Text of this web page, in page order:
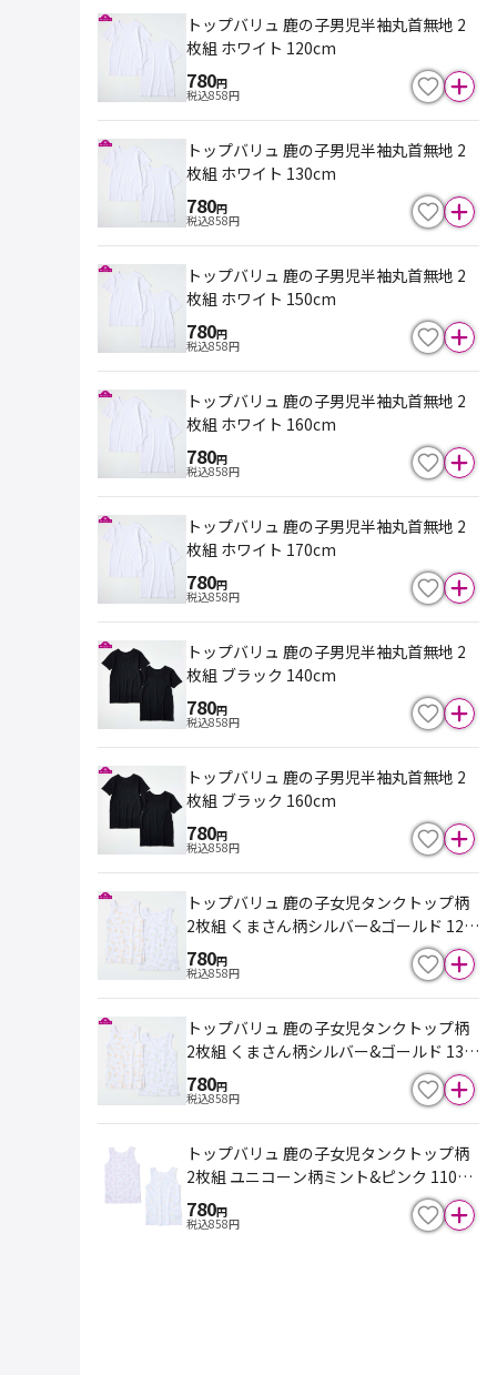
トップバリュ 鹿の子男児半袖丸首無地 2
枚組 ホワイト 120cm
780円
税込858円
トップバリュ 鹿の子男児半袖丸首無地 2
枚組 ホワイト 130cm
780円
税込858円
トップバリュ 鹿の子男児半袖丸首無地 2
枚組 ホワイト 150cm
780円
税込858円
トップバリュ 鹿の子男児半袖丸首無地 2
枚組 ホワイト 160cm
780円
税込858円
トップバリュ 鹿の子男児半袖丸首無地 2
枚組 ホワイト 170cm
780円
税込858円
トップバリュ 鹿の子男児半袖丸首無地 2
枚組 ブラック 140cm
780円
税込858円
トップバリュ 鹿の子男児半袖丸首無地 2
枚組 ブラック 160cm
780円
税込858円
トップバリュ 鹿の子女児タンクトップ柄
2枚組 くまさん柄シルバー&ゴールド 120
cm
780円
税込858円
トップバリュ 鹿の子女児タンクトップ柄
2枚組 くまさん柄シルバー&ゴールド 130
cm
780円
税込858円
トップバリュ 鹿の子女児タンクトップ柄
2枚組 ユニコーン柄ミント&ピンク 110c
m
780円
税込858円